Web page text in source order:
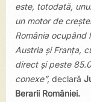
este, totodată,
un motor de
România ocupând
Austria și Franța,
direct și peste
conexe”, declară
Berarii României.